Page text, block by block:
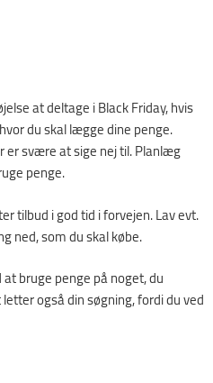
at deltage i Black Friday, hvis
du skal lægge dine penge.
er svære at sige nej til. Planlæg
penge.
tilbud i god tid i forvejen. Lav evt.
ned, som du skal købe.
bruge penge på noget, du
også din søgning, fordi du ved